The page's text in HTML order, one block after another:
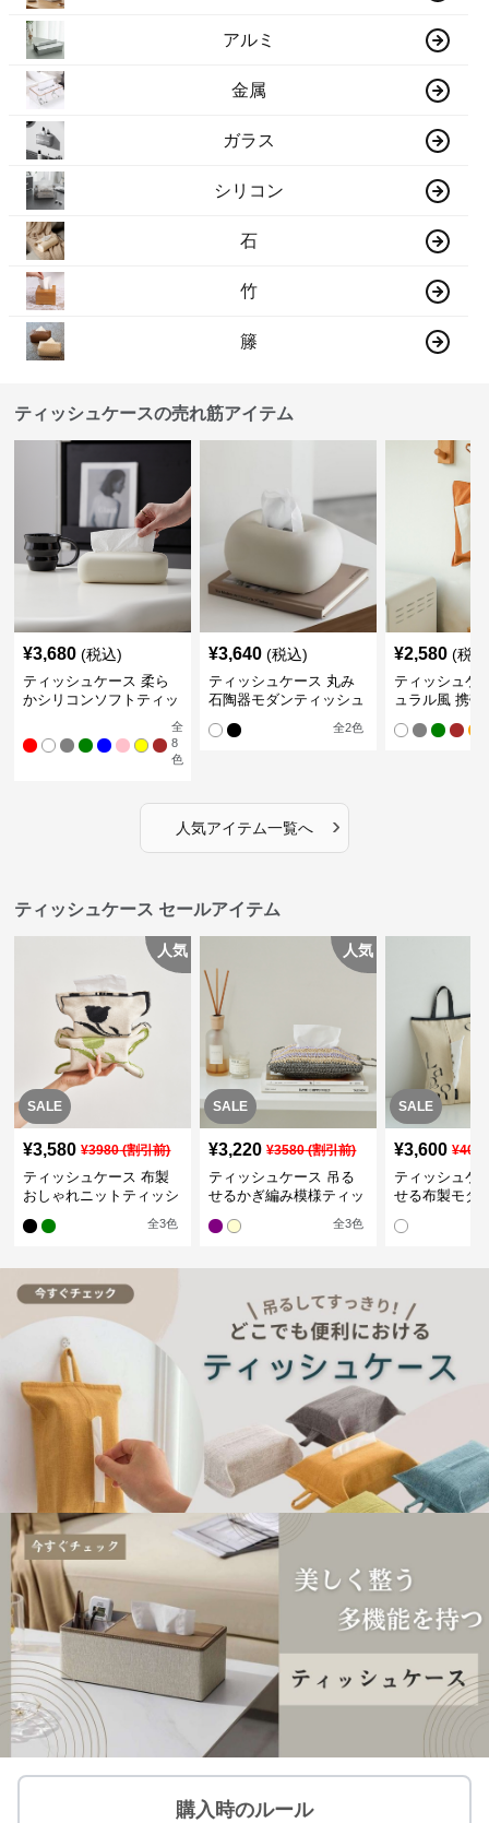
アルミ
金属
ガラス
シリコン
石
竹
籐
ティッシュケースの売れ筋アイテム
¥3,680 (税込)
ティッシュケース 柔ら
かシリコンソフトティッ
全
8
色
¥3,640 (税込)
ティッシュケース 丸み
石陶器モダンティッシュ
全2色
¥2,580 (税
ティッシュケ
ュラル風 携帯
人気アイテム一覧へ ›
ティッシュケース セールアイテム
SALE
人気
¥3,580 ¥3980(割引前)
ティッシュケース 布製
おしゃれニットティッシ
全3色
SALE
人気
¥3,220 ¥3580(割引前)
ティッシュケース 吊る
せるかぎ編み模様ティッ
全3色
SALE
¥3,600 ¥
ティッシュケ
せる布製モダ
購入時のルール